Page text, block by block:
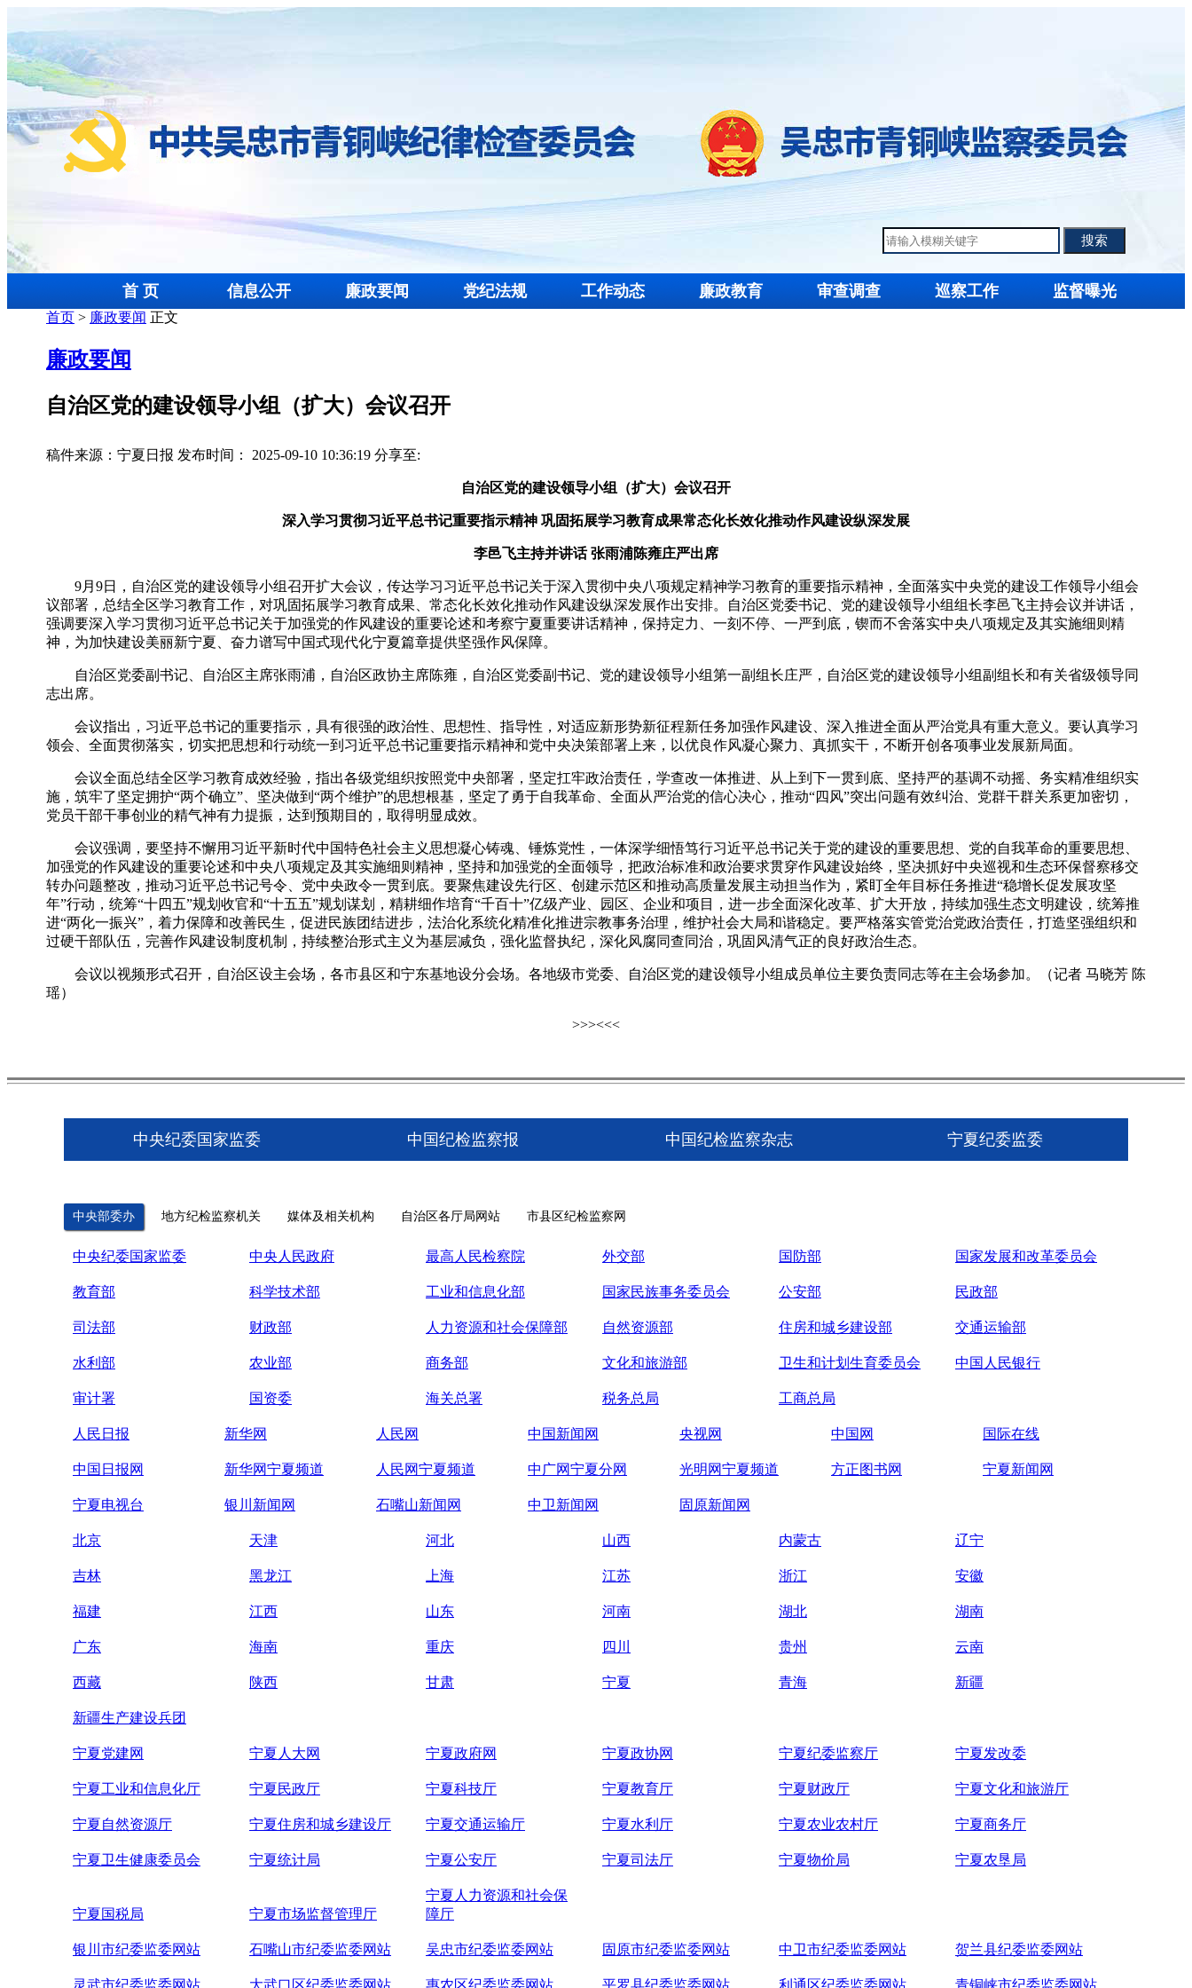
首 页 信息公开 廉政要闻 党纪法规 工作动态 廉政教育 审查调查 巡察工作 监督曝光
首页 > 廉政要闻 正文
廉政要闻
自治区党的建设领导小组（扩大）会议召开
稿件来源：宁夏日报 发布时间： 2025-09-10 10:36:19 分享至:
自治区党的建设领导小组（扩大）会议召开
深入学习贯彻习近平总书记重要指示精神 巩固拓展学习教育成果常态化长效化推动作风建设纵深发展
李邑飞主持并讲话 张雨浦陈雍庄严出席
9月9日，自治区党的建设领导小组召开扩大会议，传达学习习近平总书记关于深入贯彻中央八项规定精神学习教育的重要指示精神，全面落实中央党的建设工作领导小组会
议部署，总结全区学习教育工作，对巩固拓展学习教育成果、常态化长效化推动作风建设纵深发展作出安排。自治区党委书记、党的建设领导小组组长李邑飞主持会议并讲话，
强调要深入学习贯彻习近平总书记关于加强党的作风建设的重要论述和考察宁夏重要讲话精神，保持定力、一刻不停、一严到底，锲而不舍落实中央八项规定及其实施细则精
神，为加快建设美丽新宁夏、奋力谱写中国式现代化宁夏篇章提供坚强作风保障。
自治区党委副书记、自治区主席张雨浦，自治区政协主席陈雍，自治区党委副书记、党的建设领导小组第一副组长庄严，自治区党的建设领导小组副组长和有关省级领导同
志出席。
会议指出，习近平总书记的重要指示，具有很强的政治性、思想性、指导性，对适应新形势新征程新任务加强作风建设、深入推进全面从严治党具有重大意义。要认真学习
领会、全面贯彻落实，切实把思想和行动统一到习近平总书记重要指示精神和党中央决策部署上来，以优良作风凝心聚力、真抓实干，不断开创各项事业发展新局面。
会议全面总结全区学习教育成效经验，指出各级党组织按照党中央部署，坚定扛牢政治责任，学查改一体推进、从上到下一贯到底、坚持严的基调不动摇、务实精准组织实
施，筑牢了坚定拥护“两个确立”、坚决做到“两个维护”的思想根基，坚定了勇于自我革命、全面从严治党的信心决心，推动“四风”突出问题有效纠治、党群干群关系更加密切，
党员干部干事创业的精气神有力提振，达到预期目的，取得明显成效。
会议强调，要坚持不懈用习近平新时代中国特色社会主义思想凝心铸魂、锤炼党性，一体深学细悟笃行习近平总书记关于党的建设的重要思想、党的自我革命的重要思想、
加强党的作风建设的重要论述和中央八项规定及其实施细则精神，坚持和加强党的全面领导，把政治标准和政治要求贯穿作风建设始终，坚决抓好中央巡视和生态环保督察移交
转办问题整改，推动习近平总书记号令、党中央政令一贯到底。要聚焦建设先行区、创建示范区和推动高质量发展主动担当作为，紧盯全年目标任务推进“稳增长促发展攻坚
年”行动，统筹“十四五”规划收官和“十五五”规划谋划，精耕细作培育“千百十”亿级产业、园区、企业和项目，进一步全面深化改革、扩大开放，持续加强生态文明建设，统筹推
进“两化一振兴”，着力保障和改善民生，促进民族团结进步，法治化系统化精准化推进宗教事务治理，维护社会大局和谐稳定。要严格落实管党治党政治责任，打造坚强组织和
过硬干部队伍，完善作风建设制度机制，持续整治形式主义为基层减负，强化监督执纪，深化风腐同查同治，巩固风清气正的良好政治生态。
会议以视频形式召开，自治区设主会场，各市县区和宁东基地设分会场。各地级市党委、自治区党的建设领导小组成员单位主要负责同志等在主会场参加。（记者 马晓芳 陈
瑶）
>>><<<
中央纪委国家监委 中国纪检监察报 中国纪检监察杂志 宁夏纪委监委
中央部委办 地方纪检监察机关 媒体及相关机构 自治区各厅局网站 市县区纪检监察网
中央纪委国家监委 中央人民政府 最高人民检察院 外交部 国防部 国家发展和改革委员会
教育部 科学技术部 工业和信息化部 国家民族事务委员会 公安部 民政部
司法部 财政部 人力资源和社会保障部 自然资源部 住房和城乡建设部 交通运输部
水利部 农业部 商务部 文化和旅游部 卫生和计划生育委员会 中国人民银行
审计署 国资委 海关总署 税务总局 工商总局
人民日报 新华网 人民网 中国新闻网 央视网 中国网 国际在线
中国日报网 新华网宁夏频道 人民网宁夏频道 中广网宁夏分网 光明网宁夏频道 方正图书网 宁夏新闻网
宁夏电视台 银川新闻网 石嘴山新闻网 中卫新闻网 固原新闻网
北京 天津 河北 山西 内蒙古 辽宁
吉林 黑龙江 上海 江苏 浙江 安徽
福建 江西 山东 河南 湖北 湖南
广东 海南 重庆 四川 贵州 云南
西藏 陕西 甘肃 宁夏 青海 新疆
新疆生产建设兵团
宁夏党建网 宁夏人大网 宁夏政府网 宁夏政协网 宁夏纪委监察厅 宁夏发改委
宁夏工业和信息化厅 宁夏民政厅 宁夏科技厅 宁夏教育厅 宁夏财政厅 宁夏文化和旅游厅
宁夏自然资源厅 宁夏住房和城乡建设厅 宁夏交通运输厅 宁夏水利厅 宁夏农业农村厅 宁夏商务厅
宁夏卫生健康委员会 宁夏统计局 宁夏公安厅 宁夏司法厅 宁夏物价局 宁夏农垦局
宁夏国税局 宁夏市场监督管理厅
宁夏人力资源和社会保
障厅
银川市纪委监委网站 石嘴山市纪委监委网站 吴忠市纪委监委网站 固原市纪委监委网站 中卫市纪委监委网站 贺兰县纪委监委网站
灵武市纪委监委网站 大武口区纪委监委网站 惠农区纪委监委网站 平罗县纪委监委网站 利通区纪委监委网站 青铜峡市纪委监委网站